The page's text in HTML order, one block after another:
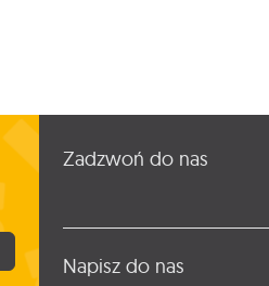
Zadzwoń do nas
Napisz do nas